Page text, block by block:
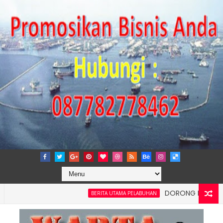
BERITA UTAMA PELABUHAN
DORONG KEMANDIRIAN
Kelancaran Logistik, IPC TPK Siap Operasikan Alat Pemindai